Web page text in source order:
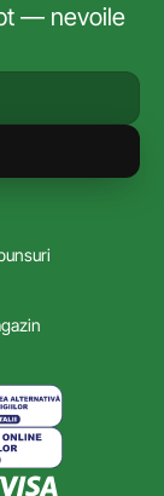
— nevoile